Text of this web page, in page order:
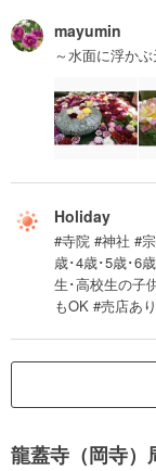
mayumin
～水面に浮か
Holiday
#寺院 #神社 #
歳･4歳･5歳･6
生･高校生の子
もOK #売店あり
龍蓋寺（岡寺）